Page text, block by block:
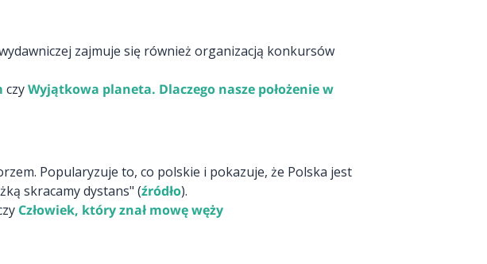
zajmuje się również organizacją konkursów
czyWyjątkowa planeta. Dlaczego nasze położenie w
Popularyzuje to, co polskie i pokazuje, że Polska jest
skracamy dystans" (źródło).
Człowiek, który znał mowę węży